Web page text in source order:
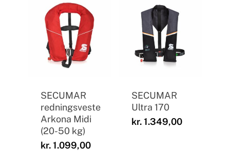
SECUMAR
redningsveste
Arkona Midi
(20-50 kg)
kr.1.099,00
SECUMAR
Ultra 170
kr.1.349,00